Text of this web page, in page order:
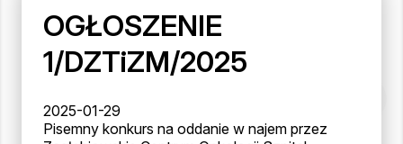
OGŁOSZENIE
1/DZTiZM/2025
2025-01-29
Pisemny konkurs na oddanie w najem przez